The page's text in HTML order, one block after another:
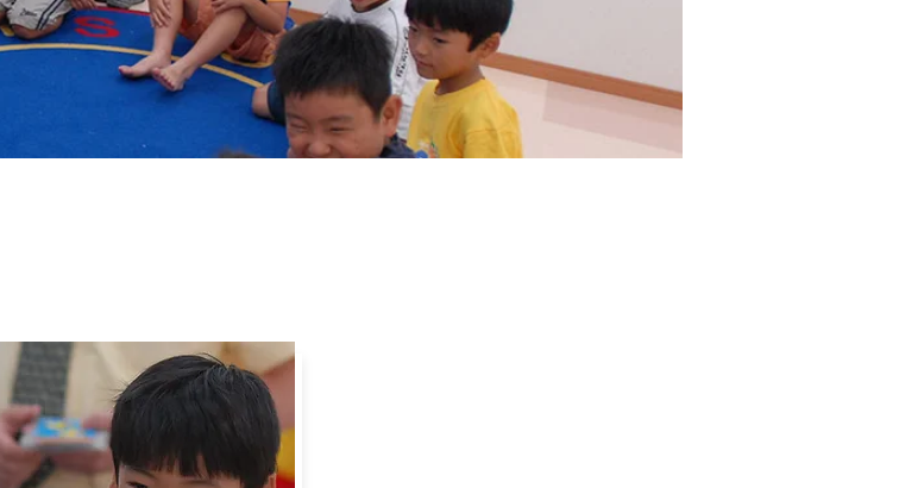
​Classes クラス